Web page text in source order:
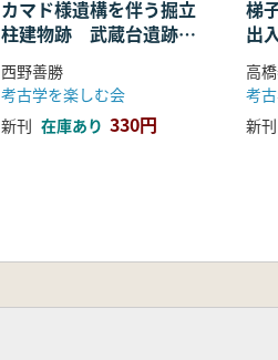
カマド様遺構を伴う掘立
柱建物跡 武蔵台遺跡の
『8 1号住居跡』をめぐ
って
西野善勝
考古学を楽しむ会
新刊 在庫あり 330円
梯
出
で
高
考
新刊